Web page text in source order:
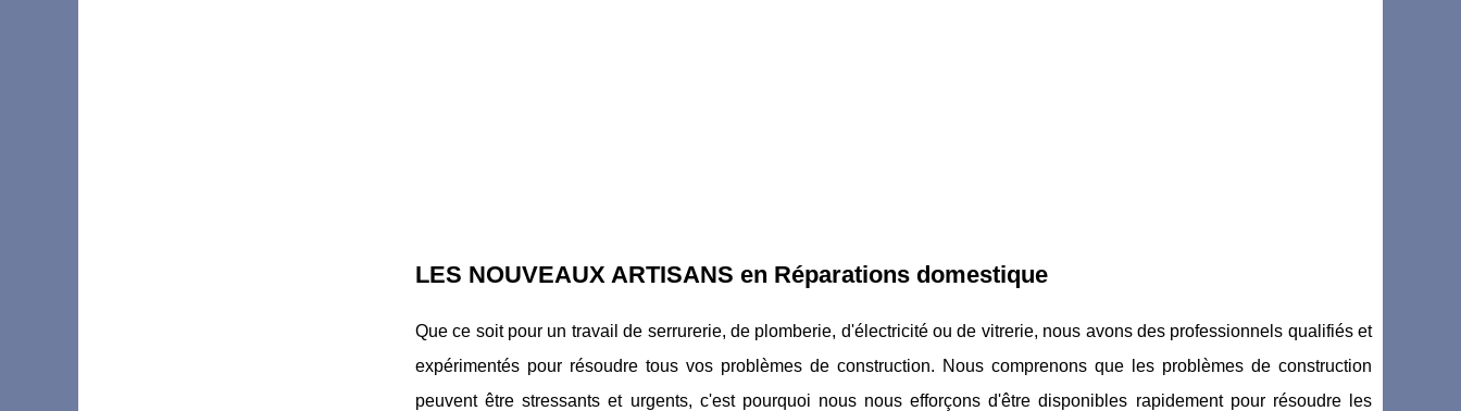
LES NOUVEAUX ARTISANS en Réparations domestique
Que ce soit pour un travail de serrurerie, de plomberie, d'électricité ou de vitrerie, nous avons des professionnels qualifiés et
expérimentés pour résoudre tous vos problèmes de construction. Nous comprenons que les problèmes de construction
peuvent être stressants et urgents, c'est pourquoi nous nous efforçons d'être disponibles rapidement pour résoudre les